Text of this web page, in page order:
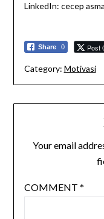
LinkedIn: cecep
Share 0 Post
Category: Motivasi
Your email
COMMENT *